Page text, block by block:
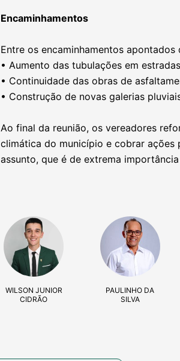
Encaminhamentos
Entre os encaminhamentos
• Aumento das tubulações em
• Continuidade das obras de
• Construção de novas galerias
Ao final da reunião, os vereadores
climática do município e cobrar ações
assunto, que é de extrema
WILSON JUNIOR
CIDRÃO
PAULINHO DA
SILVA